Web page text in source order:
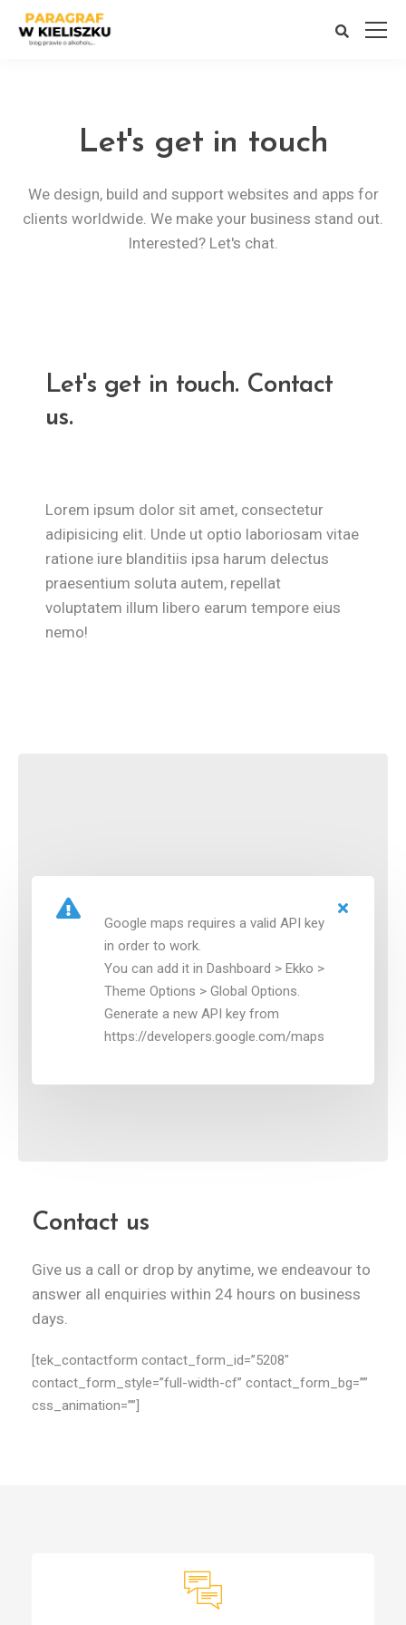
Let's get in touch
We design, build and support websites and apps for
clients worldwide. We make your business stand out.
Interested? Let's chat.
Let's get in touch. Contact
us.
Lorem ipsum dolor sit amet, consectetur
adipisicing elit. Unde ut optio laboriosam vitae
ratione iure blanditiis ipsa harum delectus
praesentium soluta autem, repellat
voluptatem illum libero earum tempore eius
nemo!
Google maps requires a valid API key
in order to work.
You can add it in Dashboard > Ekko >
Theme Options > Global Options.
Generate a new API key from
https://developers.google.com/maps
Contact us
Give us a call or drop by anytime, we endeavour to
answer all enquiries within 24 hours on business
days.
[tek_contactform contact_form_id=”5208″
contact_form_style=”full-width-cf” contact_form_bg=””
css_animation=””]